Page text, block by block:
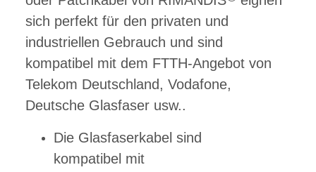
sich perfekt für den privaten und
industriellen Gebrauch und sind
kompatibel mit dem FTTH-Angebot von
Telekom Deutschland, Vodafone,
Deutsche Glasfaser usw..
Die Glasfaserkabel sind
kompatibel mit